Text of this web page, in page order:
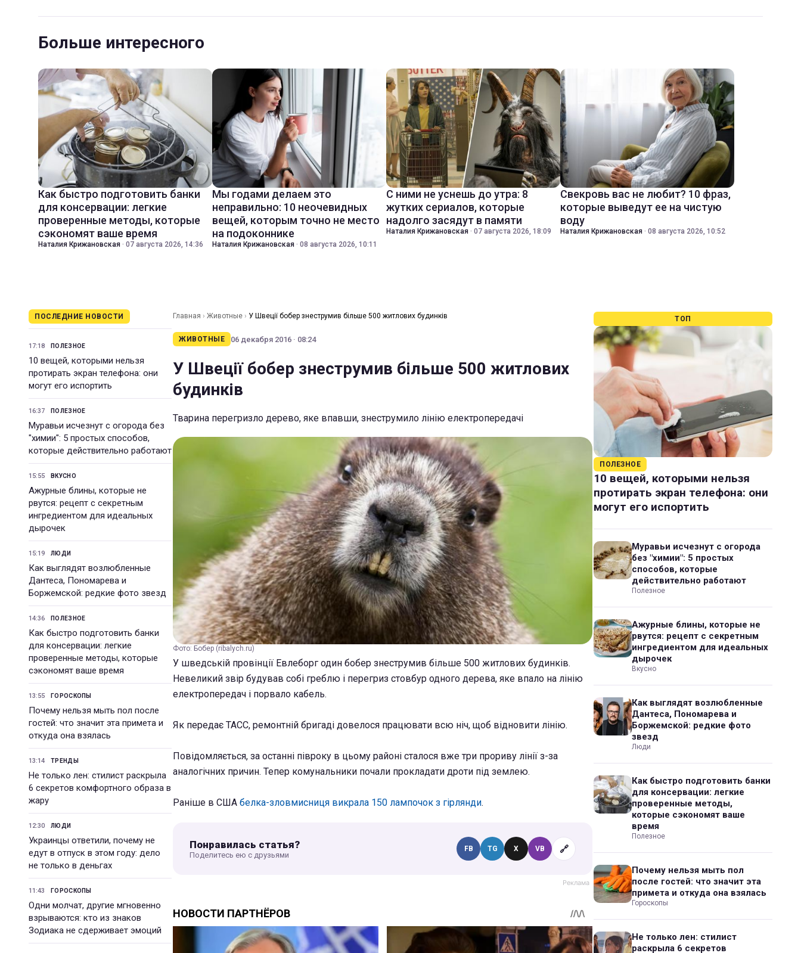
Больше интересного
Как быстро подготовить банки
для консервации: легкие
проверенные методы, которые
сэкономят ваше время
Наталия Крижановская · 07 августа 2026, 14:36
Мы годами делаем это
неправильно: 10 неочевидных
вещей, которым точно не место
на подоконнике
Наталия Крижановская · 08 августа 2026, 10:11
С ними не уснешь до утра: 8
жутких сериалов, которые
надолго засядут в памяти
Наталия Крижановская · 07 августа 2026, 18:09
Свекровь вас не любит? 10 фраз,
которые выведут ее на чистую
воду
Наталия Крижановская · 08 августа 2026, 10:52
ПОСЛЕДНИЕ НОВОСТИ
17:18 ПОЛЕЗНОЕ
10 вещей, которыми нельзя
протирать экран телефона: они
могут его испортить
16:37 ПОЛЕЗНОЕ
Муравьи исчезнут с огорода без
"химии": 5 простых способов,
которые действительно работают
15:55 ВКУСНО
Ажурные блины, которые не
рвутся: рецепт с секретным
ингредиентом для идеальных
дырочек
15:19 ЛЮДИ
Как выглядят возлюбленные
Дантеса, Пономарева и
Боржемской: редкие фото звезд
14:36 ПОЛЕЗНОЕ
Как быстро подготовить банки
для консервации: легкие
проверенные методы, которые
сэкономят ваше время
13:55 ГОРОСКОПЫ
Почему нельзя мыть пол после
гостей: что значит эта примета и
откуда она взялась
13:14 ТРЕНДЫ
Не только лен: стилист раскрыла
6 секретов комфортного образа в
жару
12:30 ЛЮДИ
Украинцы ответили, почему не
едут в отпуск в этом году: дело
не только в деньгах
11:43 ГОРОСКОПЫ
Одни молчат, другие мгновенно
взрываются: кто из знаков
Зодиака не сдерживает эмоций
Главная › Животные › У Швеції бобер знеструмив більше 500 житлових будинків
ЖИВОТНЫЕ 06 декабря 2016 · 08:24
У Швеції бобер знеструмив більше 500 житлових
будинків
Тварина перегризло дерево, яке впавши, знеструмило лінію електропередачі
Фото: Бобер (ribalych.ru)
У шведській провінції Евлеборг один бобер знеструмив більше 500 житлових будинків.
Невеликий звір будував собі греблю і перегриз стовбур одного дерева, яке впало на лінію
електропередач і порвало кабель.
Як передає ТАСС, ремонтній бригаді довелося працювати всю ніч, щоб відновити лінію.
Повідомляється, за останні півроку в цьому районі сталося вже три прориву лінії з-за
аналогічних причин. Тепер комунальники почали прокладати дроти під землею.
Раніше в США белка-зловмисниця викрала 150 лампочок з гірлянди.
Понравилась статья?
Поделитесь ею с друзьями
FB TG X VB 🔗
ТОП
ПОЛЕЗНОЕ
10 вещей, которыми нельзя
протирать экран телефона: они
могут его испортить
Муравьи исчезнут с огорода
без "химии": 5 простых
способов, которые
действительно работают
Полезное
Ажурные блины, которые не
рвутся: рецепт с секретным
ингредиентом для идеальных
дырочек
Вкусно
Как выглядят возлюбленные
Дантеса, Пономарева и
Боржемской: редкие фото
звезд
Люди
Как быстро подготовить банки
для консервации: легкие
проверенные методы,
которые сэкономят ваше
время
Полезное
Почему нельзя мыть пол
после гостей: что значит эта
примета и откуда она взялась
Гороскопы
Не только лен: стилист
раскрыла 6 секретов